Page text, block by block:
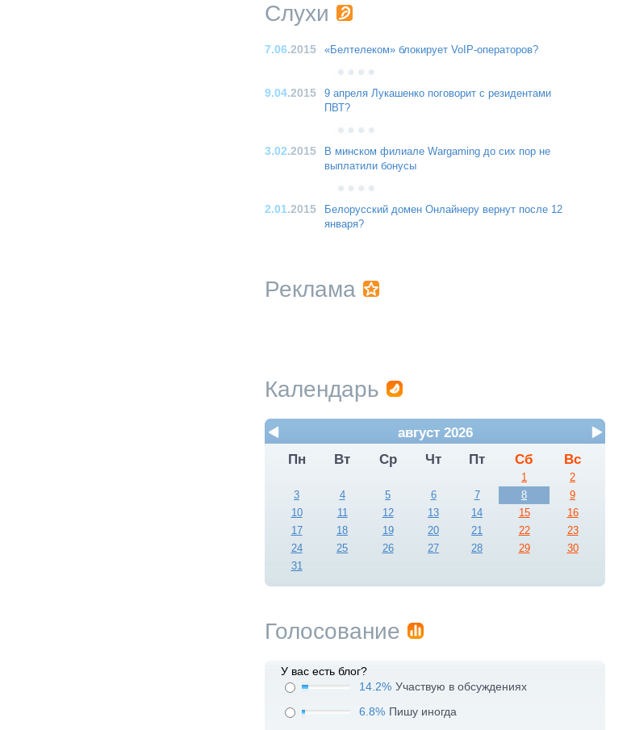
Слухи
7.06.2015 «Белтелеком» блокирует VoIP-операторов?
9.04.2015
9 апреля Лукашенко поговорит с резидентами
ПВТ?
3.02.2015
В минском филиале Wargaming до сих пор не
выплатили бонусы
2.01.2015
Белорусский домен Онлайнеру вернут после 12
января?
Реклама
Календарь
август 2026
Пн
Вт Ср Чт Пт Сб Вс
1
2
3
4 5 6 7 8
9
10
11 12 13 14 15
16
17
18 19 20 21 22
23
24
25 26 27 28 29
30
31
Голосование
У вас есть блог?
14.2% Участвую в обсуждениях
6.8% Пишу иногда